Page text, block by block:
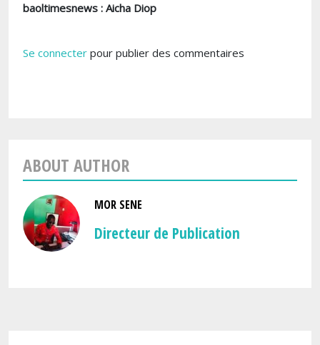
baoltimesnews : Aicha Diop
Se connecter pour publier des commentaires
ABOUT AUTHOR
MOR SENE
Directeur de Publication